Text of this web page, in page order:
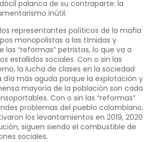
palanca de su contraparte: la
inútil.
representantes políticos de la mafia
monopolistas a las tímidas y
“reformas” petristas, lo que va a
estallidos sociales. Con o sin las
la lucha de clases en la sociedad
más aguda porque la explotación y
mayoría de la población son cada
Con o sin las “reformas”
problemas del pueblo colombiano,
los levantamientos en 2019, 2020
siguen siendo el combustible de
sociales.